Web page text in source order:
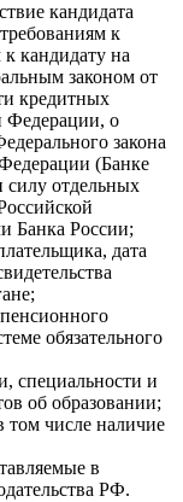
кандидата
к
кандидату на
законом от
кредитных
Федерации, о
закона
(Банке
отдельных
Банка России;
дата
обязательного
специальности и
об образовании;
том числе наличие
в
РФ.